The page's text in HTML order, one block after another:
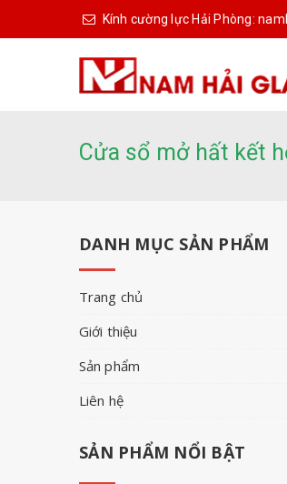
Kính cường lực Hải Phòng:
Cửa sổ mở hất kết
DANH MỤC SẢN PHẨM
Trang chủ
Giới thiệu
Sản phẩm
Liên hệ
SẢN PHẨM NỔI BẬT